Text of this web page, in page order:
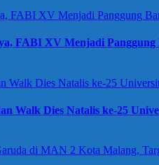
FABI XV Menjadi
Walk Dies Natalis ke-25